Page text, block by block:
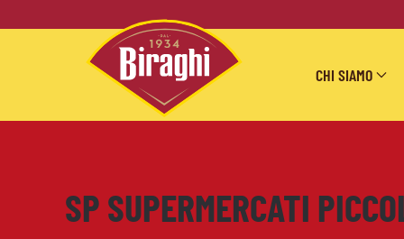
Skip to main content
CHI SIAMO
SP SUPERMERCATI